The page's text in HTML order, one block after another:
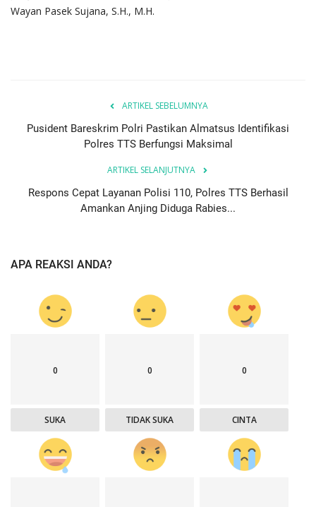
Wayan Pasek Sujana, S.H., M.H.
ARTIKEL SEBELUMNYA
Pusident Bareskrim Polri Pastikan Almatsus Identifikasi
Polres TTS Berfungsi Maksimal
ARTIKEL SELANJUTNYA
Respons Cepat Layanan Polisi 110, Polres TTS Berhasil
Amankan Anjing Diduga Rabies...
APA REAKSI ANDA?
0
SUKA
0
TIDAK SUKA
0
CINTA